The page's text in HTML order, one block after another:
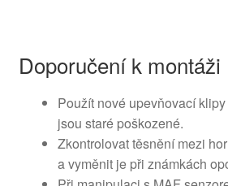
Doporučení k montáži
Použít nové upevňovací
jsou staré poškozené.
Zkontrolovat těsnění mezi
a vyměnit je při známkách